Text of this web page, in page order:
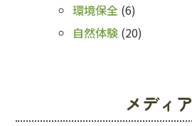
環境保全 (6)
自然体験 (20)
メディア